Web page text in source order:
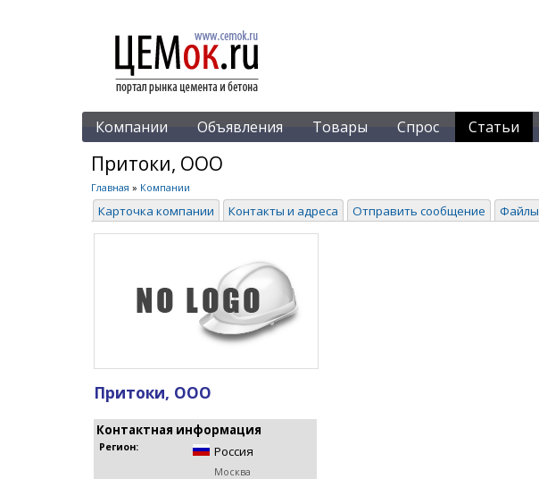
Компании Объявления Товары Спрос Статьи
Притоки, ООО
Главная » Компании
Карточка компании Контакты и адреса Отправить сообщение Файлы
Притоки, ООО
Контактная информация
Регион: Россия
Москва